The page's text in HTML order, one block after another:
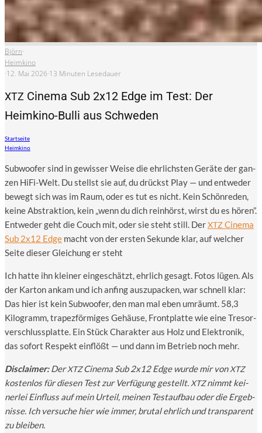
Björn·
Heimkino
·12. Mai 2026·13 Minuten Lesedauer
XTZ Cinema Sub 2x12 Edge im Test: Der
Heimkino-Bulli aus Schweden
Startseite
Heimkino
Sub­woo­fer sind in gewis­ser Wei­se die ehr­lichs­ten Gerä­te der gan­
zen HiFi-Welt. Du stellst sie auf, du drückst Play — und ent­we­der
bewegt sich was im Raum, oder es tut es nicht. Kein Schön­re­den,
kei­ne Abs­trak­ti­on, kein „wenn du dich rein­hörst, wirst du es hören”.
Ent­we­der geht die Couch mit, oder sie steht still. DerXTZCine­ma
Sub 2x12 Edge macht von der ers­ten Sekun­de klar, auf wel­cher
Sei­te die­ser Glei­chung er steht
Ich hat­te ihn klei­ner ein­ge­schätzt, ehr­lich gesagt. Fotos lügen. Als
der Kar­ton ankam und ich anfing aus­zu­pa­cken, war schnell klar:
Das hier ist kein Sub­woo­fer, den man mal eben umräumt. 58,3
Kilo­gramm, tra­pez­för­mi­ges Gehäu­se, Front­plat­te wie eine Tre­sor­
ver­schluss­plat­te. Ein Stück Cha­rak­ter aus Holz und Elek­tro­nik,
das sofort Respekt ein­flößt — und dann im Betrieb noch mehr.
Dis­clai­mer:DerXTZCine­ma Sub 2x12 Edge wur­de mir vonXTZ
kos­ten­los für die­sen Test zur Ver­fü­gung gestellt. XTZnimmt kei­
ner­lei Ein­fluss auf mein Urteil, mei­nen Test­auf­bau oder die Ergeb­
nis­se. Ich ver­su­che hier wie immer, bru­tal ehr­lich und trans­pa­rent
zu bleiben.